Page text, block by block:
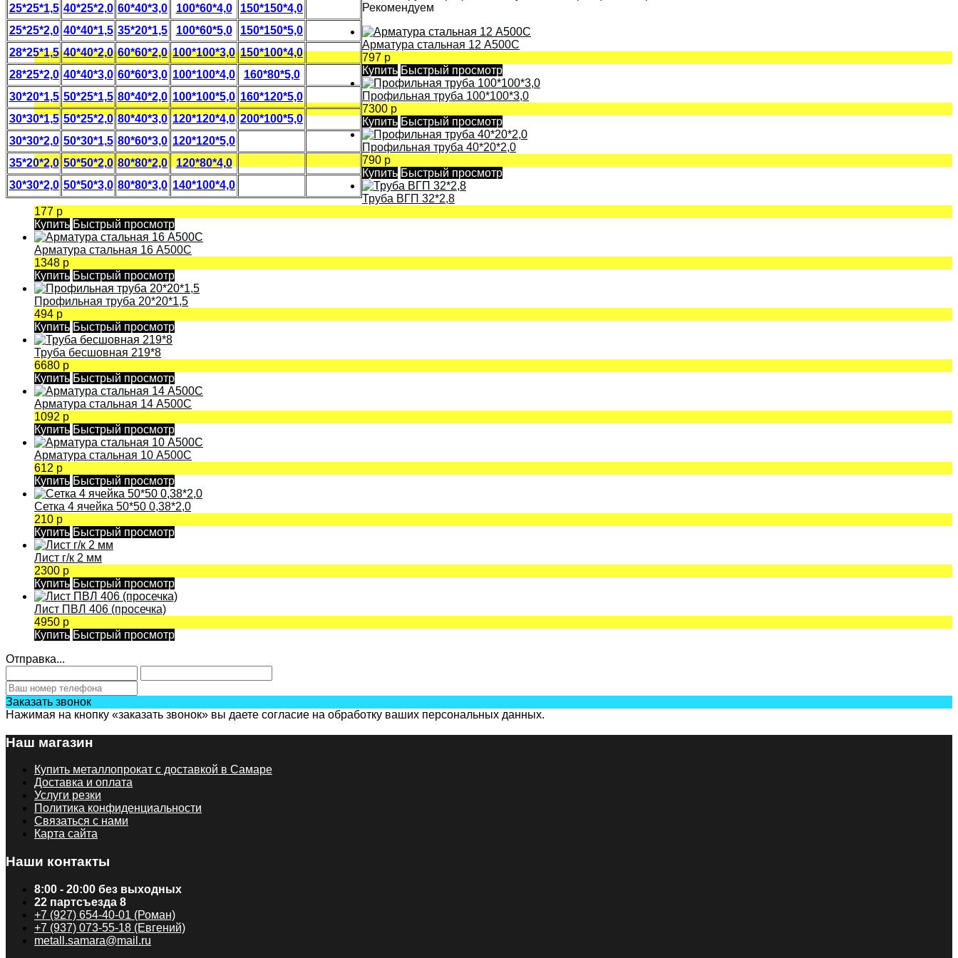
25*25*1,5 40*25*2,0 60*40*3,0 100*60*4,0
150*150*4,0
25*25*2,0 40*40*1,5 35*20*1,5 100*60*5,0
150*150*5,0
28*25*1,5 40*40*2,0 60*60*2,0 100*100*3,0 150*100*4,0
28*25*2,0 40*40*3,0 60*60*3,0 100*100*4,0
160*80*5,0
30*20*1,5 50*25*1,5 80*40*2,0 100*100*5,0 160*120*5,0
30*30*1,5 50*25*2,0 80*40*3,0 120*120*4,0 200*100*5,0
30*30*2,0 50*30*1,5 80*60*3,0 120*120*5,0
35*20*2,0 50*50*2,0 80*80*2,0
120*80*4,0
30*30*2,0 50*50*3,0 80*80*3,0 140*100*4,0
Рекомендуем
Арматура стальная 12 А500С
797 р
Купить Быстрый просмотр
Профильная труба 100*100*3,0
7300 р
Купить Быстрый просмотр
Профильная труба 40*20*2,0
790 р
Купить Быстрый просмотр
Труба ВГП 32*2,8
177 р
Купить Быстрый просмотр
Арматура стальная 16 А500С
1348 р
Купить Быстрый просмотр
Профильная труба 20*20*1,5
494 р
Купить Быстрый просмотр
Труба бесшовная 219*8
6680 р
Купить Быстрый просмотр
Арматура стальная 14 А500С
1092 р
Купить Быстрый просмотр
Арматура стальная 10 А500С
612 р
Купить Быстрый просмотр
Сетка 4 ячейка 50*50 0,38*2,0
210 р
Купить Быстрый просмотр
Лист г/к 2 мм
2300 р
Купить Быстрый просмотр
Лист ПВЛ 406 (просечка)
4950 р
Купить Быстрый просмотр
Отправка...
Заказать звонок
Нажимая на кнопку «заказать звонок» вы даете согласие на обработку ваших персональных данных.
Наш магазин
Купить металлопрокат с доставкой в Самаре
Доставка и оплата
Услуги резки
Политика конфиденциальности
Связаться с нами
Карта сайта
Наши контакты
8:00 - 20:00 без выходных
22 партсъезда 8
+7 (927) 654-40-01 (Роман)
+7 (937) 073-55-18 (Евгений)
metall.samara@mail.ru